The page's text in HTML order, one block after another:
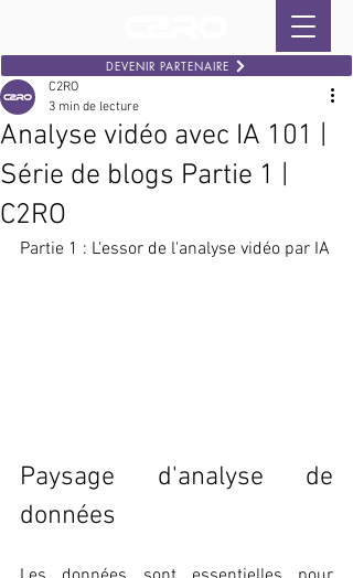
DEVENIR PARTENAIRE
Analyse vidéo avec IA 101 |
Série de blogs Partie 1 |
C2RO
C2RO
3 min de lecture
Partie 1 : L'essor de l'analyse vidéo par IA
Paysage d'analyse de
données